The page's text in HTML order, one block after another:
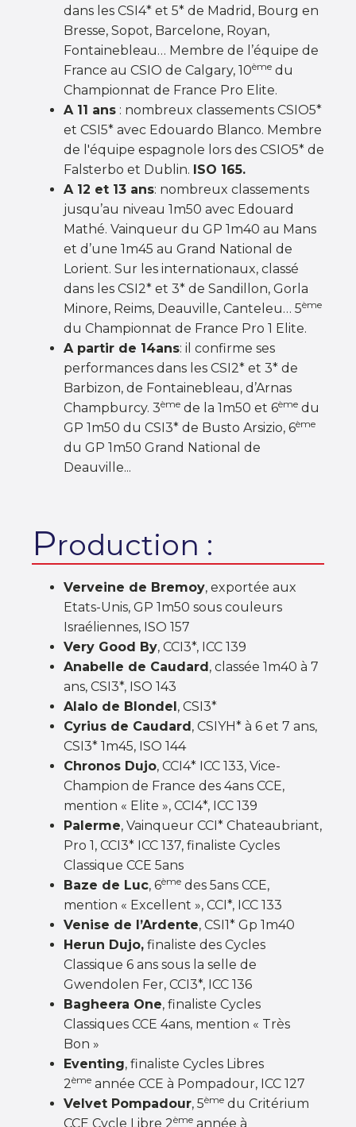
dans les CSI4* et 5* de Madrid, Bourg en
Bresse, Sopot, Barcelone, Royan,
Fontainebleau… Membre de l’équipe de
France au CSIO de Calgary, 10ème du
Championnat de France Pro Elite.
A 11 ans : nombreux classements CSIO5*
et CSI5* avec Edouardo Blanco. Membre
de l'équipe espagnole lors des CSIO5* de
Falsterbo et Dublin. ISO 165.
A 12 et 13 ans: nombreux classements
jusqu’au niveau 1m50 avec Edouard
Mathé. Vainqueur du GP 1m40 au Mans
et d’une 1m45 au Grand National de
Lorient. Sur les internationaux, classé
dans les CSI2* et 3* de Sandillon, Gorla
Minore, Reims, Deauville, Canteleu… 5ème
du Championnat de France Pro 1 Elite.
A partir de 14ans: il confirme ses
performances dans les CSI2* et 3* de
Barbizon, de Fontainebleau, d’Arnas
Champburcy. 3ème de la 1m50 et 6ème du
GP 1m50 du CSI3* de Busto Arsizio, 6ème
du GP 1m50 Grand National de
Deauville...
Production :
Verveine de Bremoy, exportée aux
Etats-Unis, GP 1m50 sous couleurs
Israéliennes, ISO 157
Very Good By, CCI3*, ICC 139
Anabelle de Caudard, classée 1m40 à 7
ans, CSI3*, ISO 143
Alalo de Blondel, CSI3*
Cyrius de Caudard, CSIYH* à 6 et 7 ans,
CSI3* 1m45, ISO 144
Chronos Dujo, CCI4* ICC 133, Vice-
Champion de France des 4ans CCE,
mention « Elite », CCI4*, ICC 139
Palerme, Vainqueur CCI* Chateaubriant,
Pro 1, CCI3* ICC 137, finaliste Cycles
Classique CCE 5ans
Baze de Luc, 6ème des 5ans CCE,
mention « Excellent », CCI*, ICC 133
Venise de l’Ardente, CSI1* Gp 1m40
Herun Dujo, finaliste des Cycles
Classique 6 ans sous la selle de
Gwendolen Fer, CCI3*, ICC 136
Bagheera One, finaliste Cycles
Classiques CCE 4ans, mention « Très
Bon »
Eventing, finaliste Cycles Libres
2ème année CCE à Pompadour, ICC 127
Velvet Pompadour, 5ème du Critérium
CCE Cycle Libre 2ème année à